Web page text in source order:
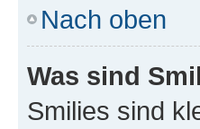
Nach oben
Was sind
Smilies sind